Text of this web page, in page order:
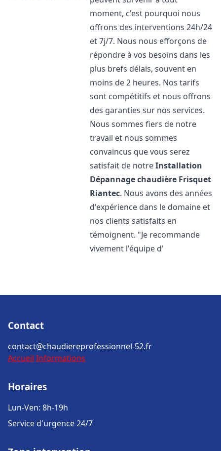
moment, c'est pourquoi nous
offrons des interventions 24h/24
et 7j/7. Nous nous efforçons de
répondre à vos besoins dans les
plus brefs délais, souvent en
moins de 2 heures. Nos tarifs
sont compétitifs et nous offrons
des garanties sur nos services.
Nous sommes fiers de notre
travail et nous sommes
convaincus que vous serez
satisfait de notreInstallation
Dépannage chaudière Frisquet
Riantec. Nous avons des années
d'expérience dans le domaine et
nos clients satisfaits en
témoignent. "Je recommande
vivement l'équipe d'
Contact
contact@chaudiereprofessionnel-52.fr
Accueil Informations
Horaires
Lun-Ven: 8h-19h
Service d'urgence 24/7